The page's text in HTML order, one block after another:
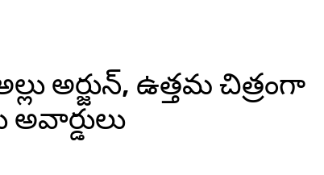
అర్జున్, ఉత్తమ చిత్రంగా
అవార్డులు